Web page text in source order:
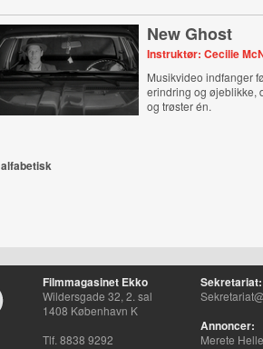
New Ghost
Instruktør: Cecilie
Musikvideo indfanger
erindring og øjeblikke,
og trøster én.
alfabetisk
Filmmagasinet Ekko
Wildersgade 32, 2. sal
1408 København K
Tlf. 8838 9292
Sekretariat:
Annoncer:
Merete